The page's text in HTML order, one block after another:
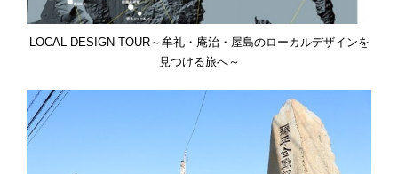
LOCAL DESIGN TOUR～牟礼・庵治・屋島のローカルデザインを
見つける旅へ～